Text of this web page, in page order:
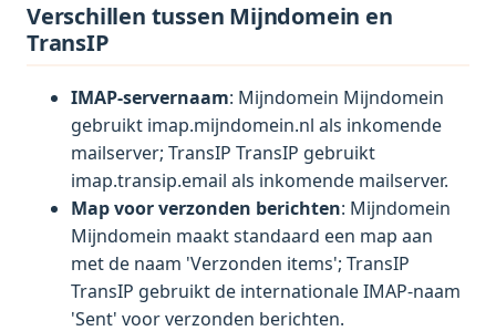
Verschillen tussen Mijndomein en
TransIP
IMAP-servernaam: Mijndomein Mijndomein
gebruikt imap.mijndomein.nl als inkomende
mailserver; TransIP TransIP gebruikt
imap.transip.email als inkomende mailserver.
Map voor verzonden berichten: Mijndomein
Mijndomein maakt standaard een map aan
met de naam 'Verzonden items'; TransIP
TransIP gebruikt de internationale IMAP-naam
'Sent' voor verzonden berichten.